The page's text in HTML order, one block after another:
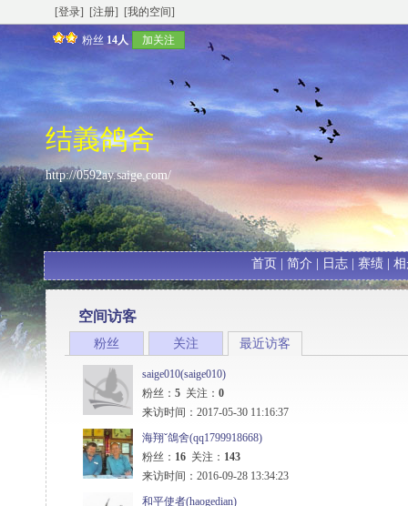
[登录] [注册] [我的空间]
粉丝 14人 加关注
结義鸽舍
http://0592ay.saige.com/
首页 简介 日志| 赛绩|
空间访客
粉丝 关注 最近访客
saige010(saige010)
粉丝： 5 关注： 0
来访时间：2017-05-30 11:16:37
海翔ˇ鴿舍(qq1799918668)
粉丝： 16 关注： 143
来访时间：2016-09-28 13:34:23
和平使者(haogedian)